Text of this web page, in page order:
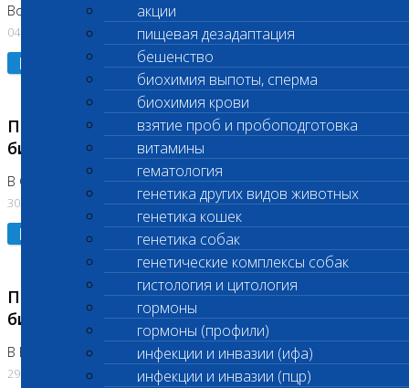
акции
пищевая дезадаптация
бешенство
биохимия выпоты, сперма
биохимия крови
взятие проб и пробоподготовка
витамины
гематология
генетика других видов животных
генетика кошек
генетика собак
генетические комплексы собак
гистология и цитология
гормоны
гормоны (профили)
инфекции и инвазии (ифа)
инфекции и инвазии (пцр)
Во Владыкино
04.08.2026
Подробнее
Приостановлено выполнение срочных
биохимических исследований
В Сколково. Код (123,309,310)
30.07.2026
Подробнее
Приостановлено выполнение срочных
биохимических исследований
В Бутово 29.07.26
29.07.2026